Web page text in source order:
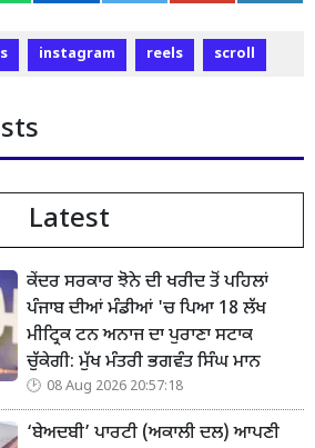
instagram reels scroll
Latest
ਕੇਂਦਰ ਸਰਕਾਰ ਝੋਨੇ ਦੀ ਖਰੀਦ ਤੋਂ ਪਹਿਲਾਂ
ਪੰਜਾਬ ਦੀਆਂ ਮੰਡੀਆਂ 'ਚ ਪਿਆ 18 ਲੱਖ
ਮੀਟ੍ਰਿਕ ਟਨ ਅਨਾਜ ਦਾ ਪੁਰਾਣਾ ਸਟਾਕ
ਚੁੱਕੇਗੀ: ਮੁੱਖ ਮੰਤਰੀ ਭਗਵੰਤ ਸਿੰਘ ਮਾਨ
08 Aug 2026 20:57:18
‘ਬੇਅਦਬੀ’ ਪਾਰਟੀ (ਅਕਾਲੀ ਦਲ) ਆਪਣੀ